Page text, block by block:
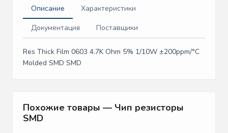
Описание
Характеристики
Документация
Поставщики
Res Thick Film 0603 4.7K Ohm 5% 1/10W ±200ppm/°C
Molded SMD SMD
Похожие товары — Чип резисторы
SMD